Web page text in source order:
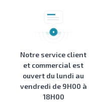
Notre service client
et commercial est
ouvert du lundi au
vendredi de 9H00 à
18H00